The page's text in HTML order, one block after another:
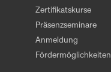
Zertifikatskurse
Präsenzseminare
Anmeldung
Fördermöglichkeiten